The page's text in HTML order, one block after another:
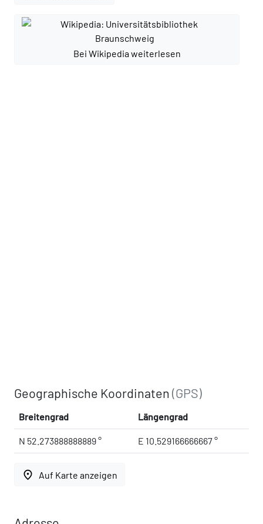
Bei Wikipedia weiterlesen
Geographische Koordinaten(GPS)
Breitengrad Längengrad
N 52.273888888889 ° E 10.529166666667 °
place Auf Karte anzeigen